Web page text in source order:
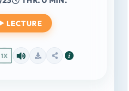
LECTURE
1X